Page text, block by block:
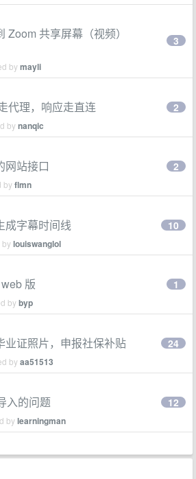
共享屏幕（视频）
bymayli
3
代理，响应走直连
bynanqic
2
网站接口
byflmn
2
成字幕时间线
bylouiswanglol
10
版
bybyp
1
业证照片，申报社保补贴
byaa51513
24
入的问题
bylearningman
12